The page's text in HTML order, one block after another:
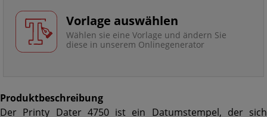
Vorlage auswählen
Wählen sie eine Vorlage und ändern Sie
diese in unserem Onlinegenerator
Produktbeschreibung
Der Printy Dater 4750 ist ein Datumstempel, der sich